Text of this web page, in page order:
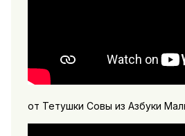
от Тетушки Совы из Азбуки